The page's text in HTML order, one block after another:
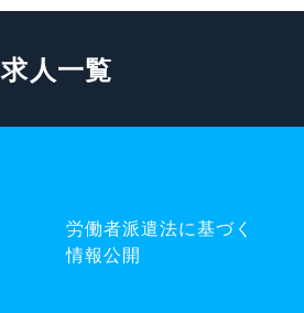
求人一覧
労働者派遣法に基づく
情報公開